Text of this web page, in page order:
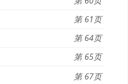
61
64
65
67